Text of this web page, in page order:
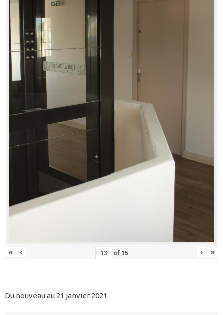
« ‹ of 15 › »
Du nouveau au 21 janvier 2021